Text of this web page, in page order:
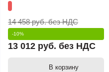
14 458 руб.без НДС
-10%
13 012 руб. без НДС
В корзину